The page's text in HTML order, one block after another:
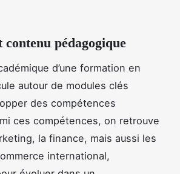
pédagogique
d’une formation en
autour de modules clés
des compétences
ces compétences, on retrouve
la finance, mais aussi les
international,